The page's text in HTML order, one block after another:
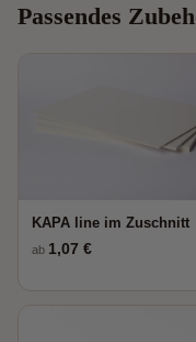
Passendes
KAPA line im Zuschnitt
ab 1,07 €